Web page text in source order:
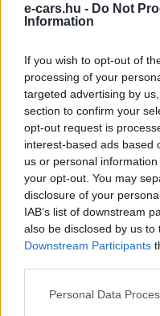
e-cars.hu - Do Not
Information
If you wish to opt-out of
processing of your
targeted advertising by
section to confirm your
opt-out request is
interest-based ads based
us or personal
your opt-out. You may
disclosure of your
IAB’s list of downstream
also be disclosed by us to
Downstream Participants
Personal Data
Szeretem az
KAPCSOLÓDÓ CIKKEK
Elektromos
autó
Kína
5%
Elektromos